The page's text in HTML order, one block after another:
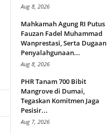
Aug 8, 2026
Mahkamah Agung RI Putus
Fauzan Fadel Muhammad
Wanprestasi, Serta Dugaan
Penyalahgunaan...
Aug 8, 2026
PHR Tanam 700 Bibit
Mangrove di Dumai,
Tegaskan Komitmen Jaga
Pesisir...
Aug 7, 2026